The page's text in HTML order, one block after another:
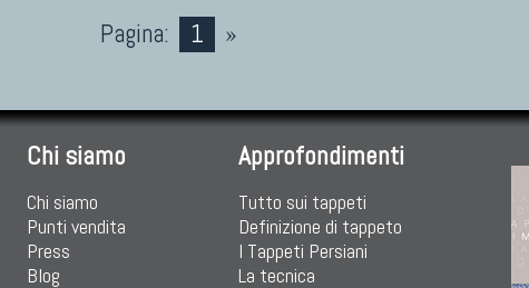
Pagina: 1 »
Chi siamo
Chi siamo
Punti vendita
Press
Blog
Approfondimenti
Tutto sui tappeti
Definizione di tappeto
I Tappeti Persiani
La tecnica